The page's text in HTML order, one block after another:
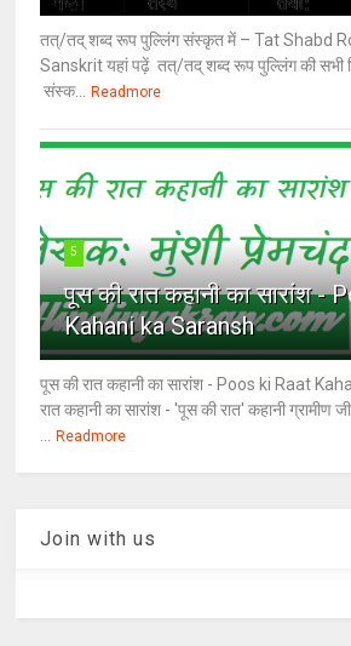
तत्/तद् शब्द रूप पुल्लिंग संस्कृत में – Tat Shabd
Sanskrit यहां पढ़ें तत्/तद् शब्द रूप पुल्लिंग की सभी
संस्क... Readmore
5
पूस की रात कहानी का सारांश -
Kahani ka Saransh
पूस की रात कहानी का सारांश - Poos ki Raat
रात कहानी का सारांश - 'पूस की रात' कहानी ग्रामीण
... Readmore
Join with us